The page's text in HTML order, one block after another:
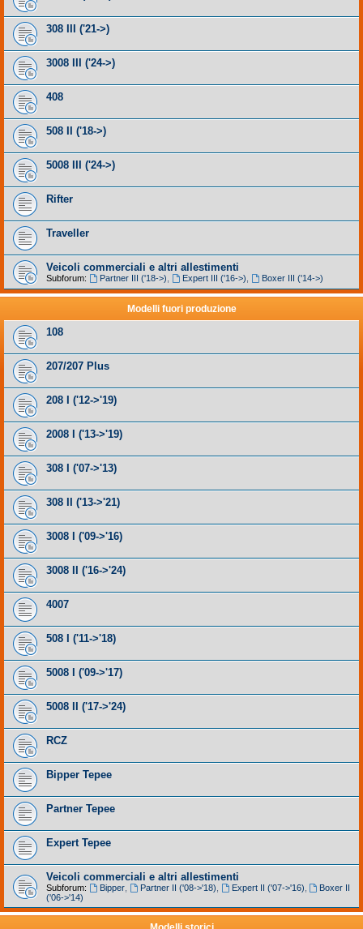
308 III ('21->)
3008 III ('24->)
408
508 II ('18->)
5008 III ('24->)
Rifter
Traveller
Veicoli commerciali e altri allestimenti
Subforum: Partner III ('18->) Expert III ('16->) Boxer III ('14->)
Modelli fuori produzione
108
207/207 Plus
208 I ('12->'19)
2008 I ('13->'19)
308 I ('07->'13)
308 II ('13->'21)
3008 I ('09->'16)
3008 II ('16->'24)
4007
508 I ('11->'18)
5008 I ('09->'17)
5008 II ('17->'24)
RCZ
Bipper Tepee
Partner Tepee
Expert Tepee
Veicoli commerciali e altri allestimenti
Subforum: Bipper, Partner II ('08->'18) Expert II ('07->'16)
Boxer II
('06->'14)